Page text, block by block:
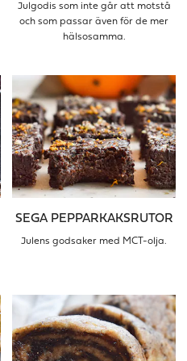
Julgodis som inte går att motstå
och som passar även för de mer
hälsosamma.
SEGA PEPPARKAKSRUTOR
Julens godsaker med MCT-olja.